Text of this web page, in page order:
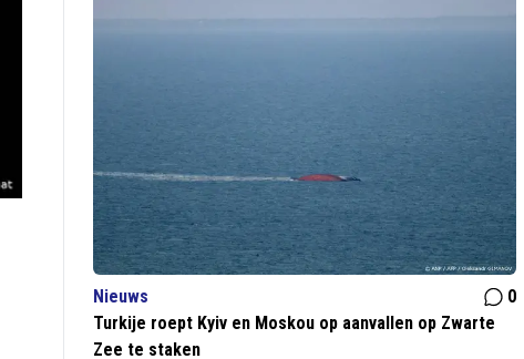
Nieuws
0
Turkije roept Kyiv en Moskou op aanvallen op Zwarte
Zee te staken